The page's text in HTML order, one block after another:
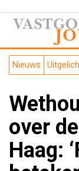
Nieuws
over
Haag: